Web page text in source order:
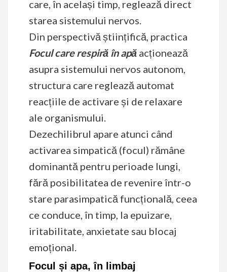
care, în același timp, reglează direct
starea sistemului nervos.
Din perspectivă științifică, practica
Focul care respiră în apă acționează
asupra sistemului nervos autonom,
structura care reglează automat
reacțiile de activare și de relaxare
ale organismului.
Dezechilibrul apare atunci când
activarea simpatică (focul) rămâne
dominantă pentru perioade lungi,
fără posibilitatea de revenire într-o
stare parasimpatică funcțională, ceea
ce conduce, în timp, la epuizare,
iritabilitate, anxietate sau blocaj
emoțional.
Focul și apa, în limbaj